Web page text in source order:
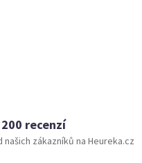
recenzí
našich zákazníků na Heureka.cz